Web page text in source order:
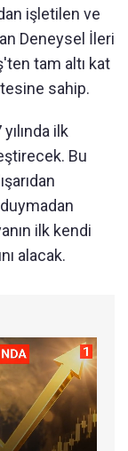
işletilen ve
Deneysel İleri
tam altı kat
sahip.
ilk
Bu
ilk kendi
alacak.